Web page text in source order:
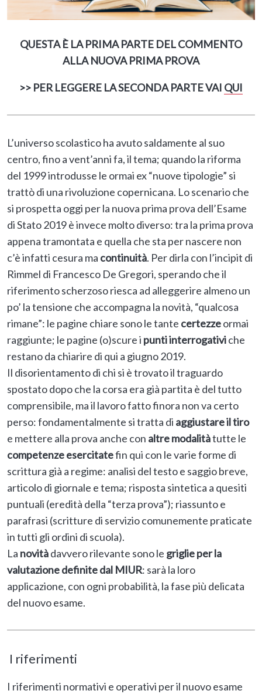
QUESTA È LA PRIMA PARTE DEL COMMENTO
ALLA NUOVA PRIMA PROVA
>> PER LEGGERE LA SECONDA PARTE VAI QUI
L’universo scolastico ha avuto saldamente al suo
centro, fino a vent’anni fa, il tema; quando la riforma
del 1999 introdusse le ormai ex “nuove tipologie” si
trattò di una rivoluzione copernicana. Lo scenario che
si prospetta oggi per la nuova prima prova dell’Esame
di Stato 2019 è invece molto diverso: tra la prima prova
appena tramontata e quella che sta per nascere non
c’è infatti cesura ma continuità. Per dirla con l’incipit di
Rimmel di Francesco De Gregori, sperando che il
riferimento scherzoso riesca ad alleggerire almeno un
po’ la tensione che accompagna la novità, “qualcosa
rimane”: le pagine chiare sono le tante certezzeormai
raggiunte; le pagine (o)scure i punti interrogativiche
restano da chiarire di qui a giugno 2019.
Il disorientamento di chi si è trovato il traguardo
spostato dopo che la corsa era già partita è del tutto
comprensibile, ma il lavoro fatto finora non va certo
perso: fondamentalmente si tratta di aggiustare il tiro
e mettere alla prova anche con altre modalitàtutte le
competenze esercitatefin qui con le varie forme di
scrittura già a regime: analisi del testo e saggio breve,
articolo di giornale e tema; risposta sintetica a quesiti
puntuali (eredità della “terza prova”); riassunto e
parafrasi (scritture di servizio comunemente praticate
in tutti gli ordini di scuola).
La novitàdavvero rilevante sono le griglie per la
valutazione definite dal MIUR: sarà la loro
applicazione, con ogni probabilità, la fase più delicata
del nuovo esame.
I riferimenti
I riferimenti normativi e operativi per il nuovo esame